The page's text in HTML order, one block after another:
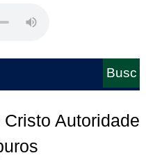
Busc
Autoridade